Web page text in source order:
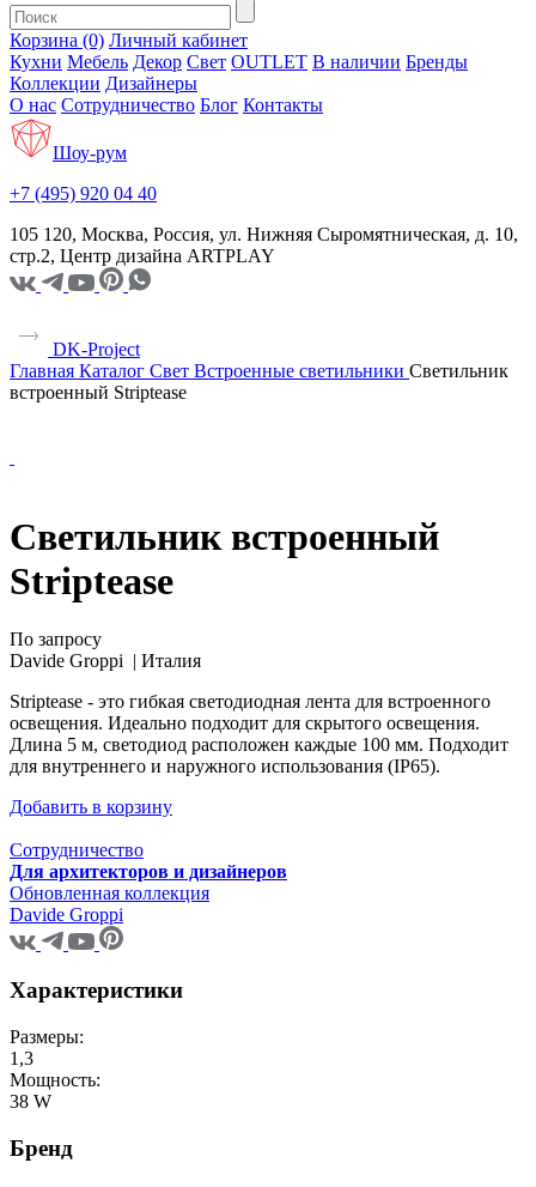
Корзина (0) Личный кабинет
Кухни Мебель Декор Свет OUTLET В наличии Бренды
Коллекции Дизайнеры
О нас Сотрудничество Блог Контакты
Шоу-рум
+7 (495) 920 04 40
105 120, Москва, Россия, ул. Нижняя Сыромятническая, д. 10,
стр.2, Центр дизайна ARTPLAY
DK-Project
Главная Каталог Свет Встроенные светильники Светильник
встроенный Striptease
Светильник встроенный
Striptease
По запросу
Davide Groppi | Италия
Striptease - это гибкая светодиодная лента для встроенного
освещения. Идеально подходит для скрытого освещения.
Длина 5 м, светодиод расположен каждые 100 мм. Подходит
для внутреннего и наружного использования (IP65).
Добавить в корзину
Сотрудничество
Для архитекторов и дизайнеров
Обновленная коллекция
Davide Groppi
Характеристики
Размеры:
1,3
Мощность:
38 W
Бренд